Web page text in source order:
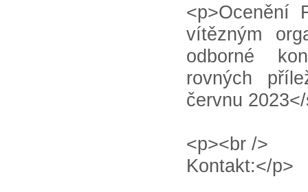
<p>Ocenění
vítězným
odborné
rovných
červnu
<p><br />
Kontakt:</p>